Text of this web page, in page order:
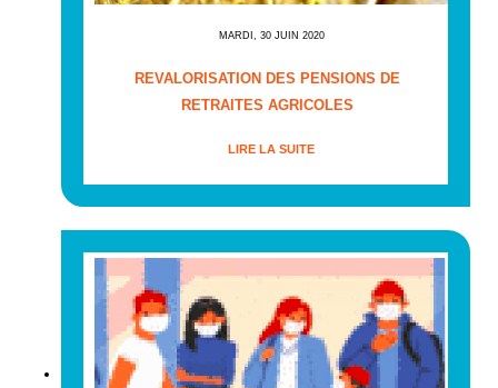
MARDI, 30 JUIN 2020
REVALORISATION DES PENSIONS DE
RETRAITES AGRICOLES
LIRE LA SUITE